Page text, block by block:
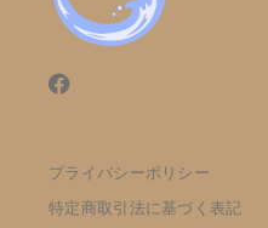
プライバシーポリシー
特定商取引法に基づく表記